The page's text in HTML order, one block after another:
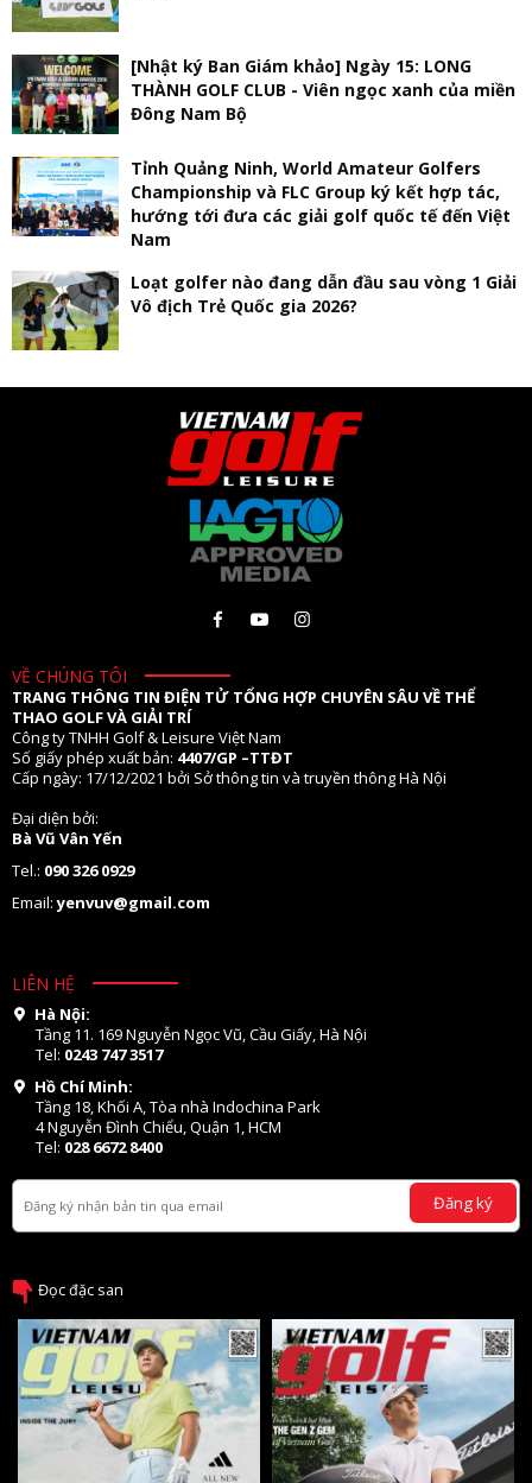
[Nhật ký Ban Giám khảo] Ngày 15: LONG
THÀNH GOLF CLUB - Viên ngọc xanh của miền
Đông Nam Bộ
Tỉnh Quảng Ninh, World Amateur Golfers
Championship và FLC Group ký kết hợp tác,
hướng tới đưa các giải golf quốc tế đến Việt
Nam
Loạt golfer nào đang dẫn đầu sau vòng 1 Giải
Vô địch Trẻ Quốc gia 2026?
VỀ CHÚNG TÔI
TRANG THÔNG TIN ĐIỆN TỬ TỔNG HỢP CHUYÊN SÂU VỀ THỂ
THAO GOLF VÀ GIẢI TRÍ
Công ty TNHH Golf & Leisure Việt Nam
Số giấy phép xuất bản: 4407/GP –TTĐT
Cấp ngày: 17/12/2021 bởi Sở thông tin và truyền thông Hà Nội
Đại diện bởi:
Bà Vũ Vân Yến
Tel.: 090 326 0929
Email:yenvuv@gmail.com
LIÊN HỆ
Hà Nội:
Tầng 11. 169 Nguyễn Ngọc Vũ, Cầu Giấy, Hà Nội
Tel: 0243 747 3517
Hồ Chí Minh:
Tầng 18, Khối A, Tòa nhà Indochina Park
4 Nguyễn Đình Chiểu, Quận 1, HCM
Tel: 028 6672 8400
Đăng ký
Đọc đặc san